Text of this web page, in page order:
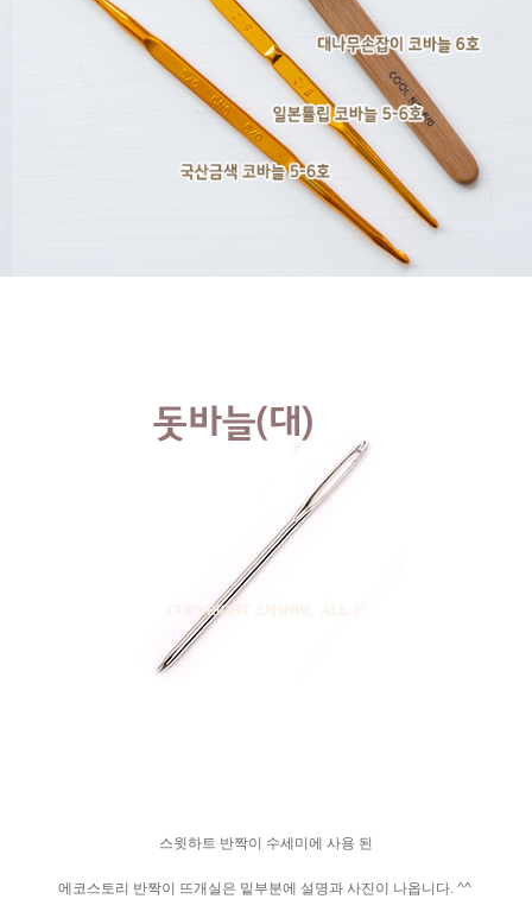
스윗하트 반짝이 수세미에 사용 된
에코스토리 반짝이 뜨개실은 밑부분에 설명과 사진이 나옵니다. ^^